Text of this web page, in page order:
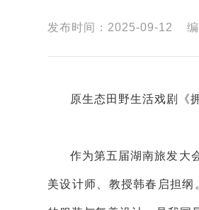
发布时间：2025-09-12
原生态田野生活戏剧《
作为第五届湖南旅发大
美设计师、教授韩春启担